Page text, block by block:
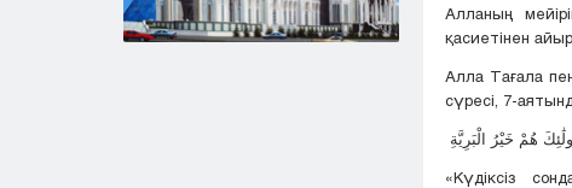
Алланың
қасиетінен
Алла Тағала
сүресі, 7-
هُمْ خَيْرُ الْبَرِيَّةِ
«Күдіксіз